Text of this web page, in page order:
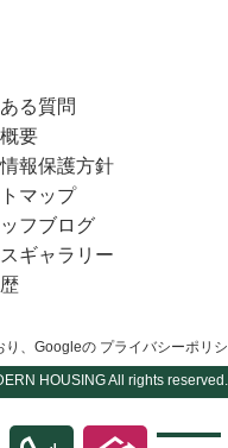
る質問
要
報保護方針
マップ
フブログ
ギャラリー
り、Googleの プライバシーポリ
HOUSING All rights reserved.